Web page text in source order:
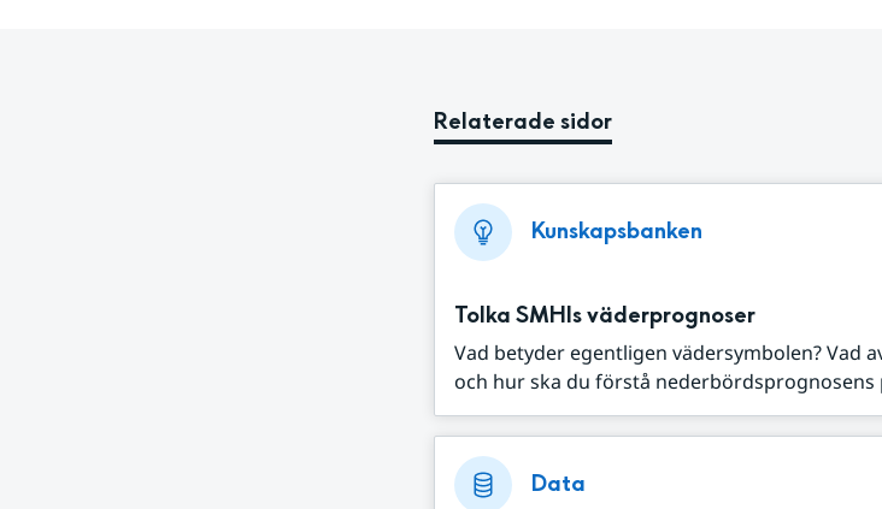
Relaterade sidor
Kunskapsbanken
Tolka SMHIs väderprognoser
Vad betyder egentligen vädersymbolen? Vad
och hur ska du förstå nederbördsprognosens
Data